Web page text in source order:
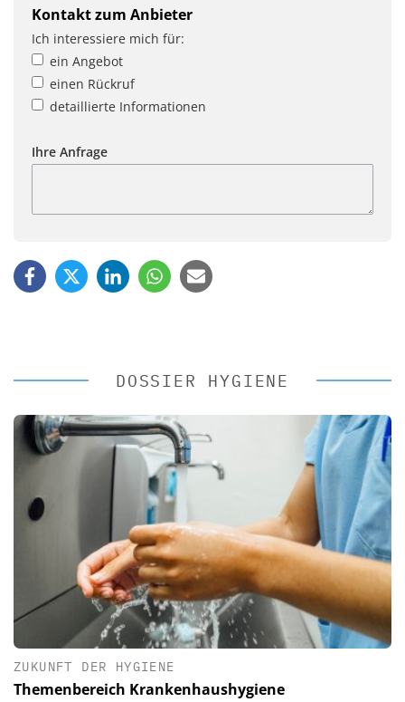
Kontakt zum Anbieter
Ich interessiere mich für:
ein Angebot
einen Rückruf
detaillierte Informationen
Ihre Anfrage
DOSSIER HYGIENE
ZUKUNFT DER HYGIENE
Themenbereich Krankenhaushygiene